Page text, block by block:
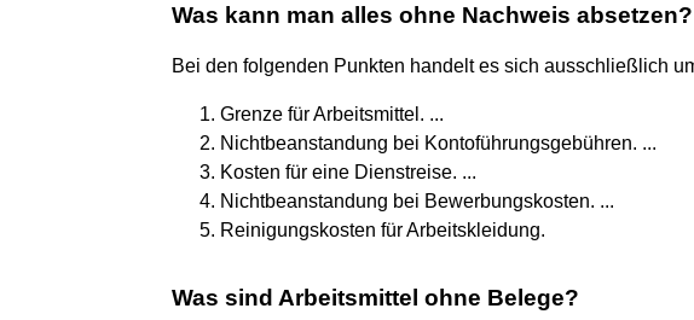
Was kann man alles ohne Nachweis absetzen?
Bei den folgenden Punkten handelt es sich ausschließlich
Grenze für Arbeitsmittel. ...
Nichtbeanstandung bei Kontoführungsgebühren. ...
Kosten für eine Dienstreise. ...
Nichtbeanstandung bei Bewerbungskosten. ...
Reinigungskosten für Arbeitskleidung.
Was sind Arbeitsmittel ohne Belege?